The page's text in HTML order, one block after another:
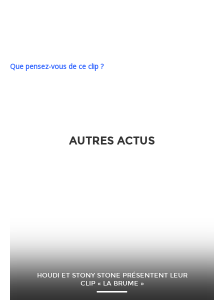
Que pensez-vous de ce clip ?
AUTRES ACTUS
HOUDI ET STONY STONE PRÉSENTENT LEUR
CLIP « LA BRUME »